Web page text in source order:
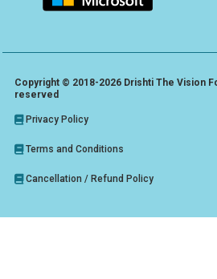
Copyright © 2018-2026 Drishti The Vision
reserved
Privacy Policy
Terms and Conditions
Cancellation / Refund Policy